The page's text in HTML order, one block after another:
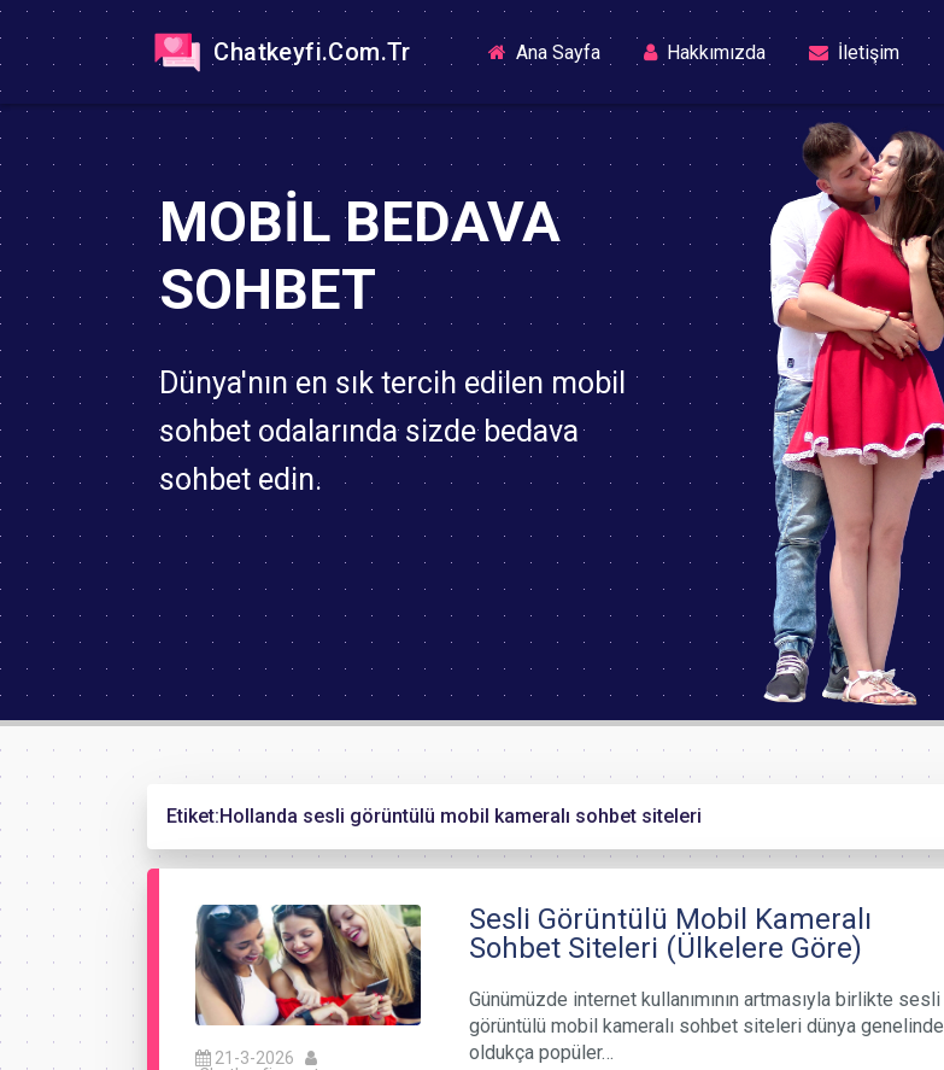
Chatkeyfi.Com.Tr Ana Sayfa(current)Hakkımızda İletişim
MOBIL BEDAVA
SOHBET
Dünya'nın en sık tercih edilen mobil
sohbet odalarında sizde bedava
sohbet edin.
Etiket: Hollanda sesli görüntülü mobil kameralı sohbet siteleri
21-3-2026
Sesli Görüntülü Mobil Kameralı
Sohbet Siteleri (Ülkelere Göre)
Günümüzde internet kullanımının artmasıyla birlikte sesli
görüntülü mobil kameralı sohbet siteleri dünya genelinde
oldukça popüler…